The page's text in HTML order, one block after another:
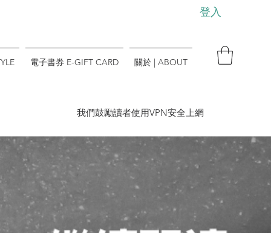
登入
電子書券 E-GIFT CARD 關於 | ABOUT
​我們鼓勵讀者使用VPN安全上網